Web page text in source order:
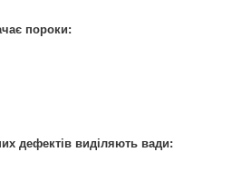
пороки:
дефектів виділяють вади: